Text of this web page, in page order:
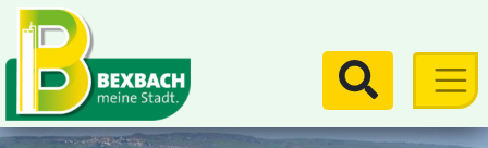
zum Inhalt
Suchen